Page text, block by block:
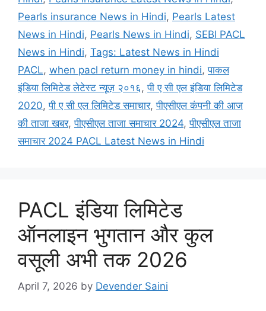
Pearls insurance News in Hindi, Pearls Latest
News in Hindi, Pearls News in Hindi, SEBI PACL
News in Hindi, Tags: Latest News in Hindi
PACL, when pacl return money in hindi,पाकल
इंडिया लिमिटेड लेटेस्ट न्यूज़ २०१६,पी ए सी एल इंडिया लिमिटेड
2020,पी ए सी एल लिमिटेड समाचार,पीएसीएल कंपनी की आज
की ताजा खबर,पीएसीएल ताजा समाचार 2024,पीएसीएल ताजा
समाचार 2024 PACL Latest News in Hindi
PACL इंडिया लिमिटेड
ऑनलाइन भुगतान और कुल
वसूली अभी तक 2026
April 7, 2026 by Devender Saini